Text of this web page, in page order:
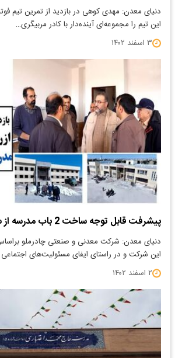
دنیای معدن: مهدی کوهی در بازدید از تمرین تیم
این تیم را مجموعه‌ای آینده‌دار با کادر مربیگری…
۳ اسفند ۱۴۰۲
پیشرفت قابل توجه ساخت 2 باب مدرسه از سوی چادرملو
دنیای معدن: شرکت معدنی و صنعتی چادرملو
این شرکت و در راستای ایفای مسئولیت‌های
۲ اسفند ۱۴۰۲